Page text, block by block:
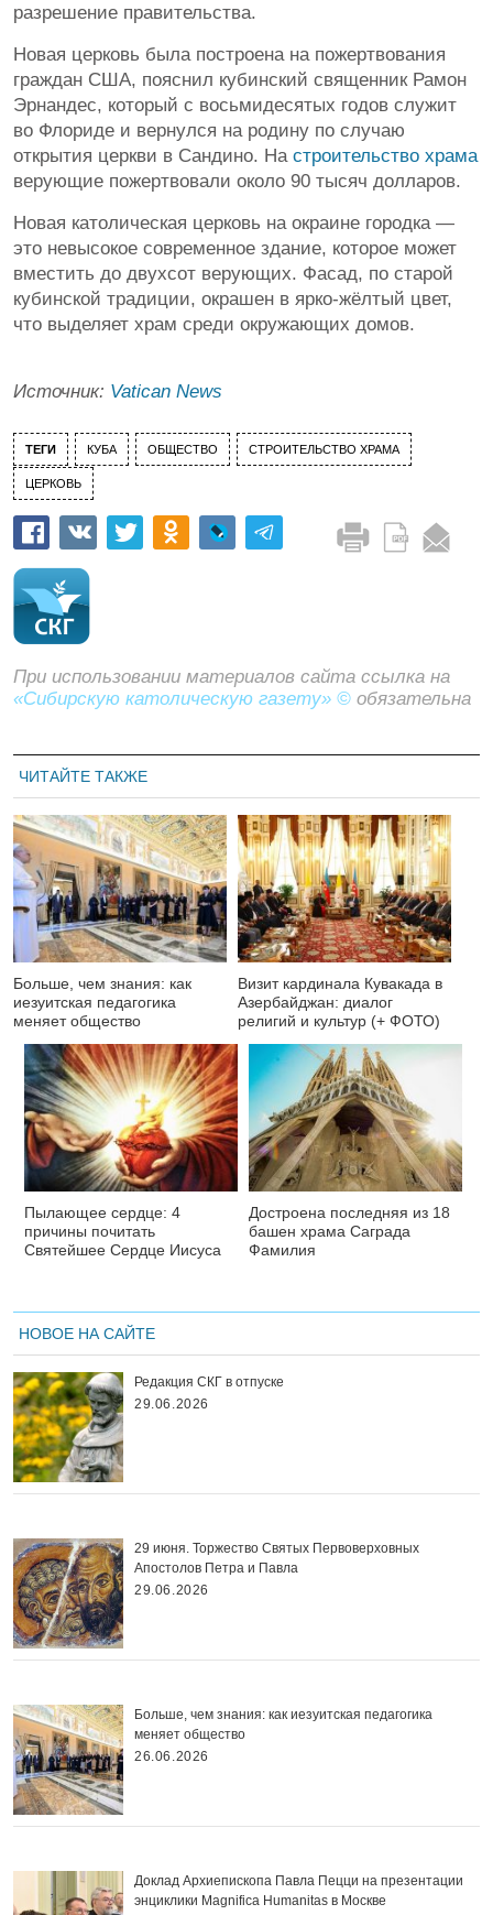
разрешение правительства.
Новая церковь была построена на пожертвования
граждан США, пояснил кубинский священник Рамон
Эрнандес, который с восьмидесятых годов служит
во Флориде и вернулся на родину по случаю
открытия церкви в Сандино. На строительство храма
верующие пожертвовали около 90 тысяч долларов.
Новая католическая церковь на окраине городка —
это невысокое современное здание, которое может
вместить до двухсот верующих. Фасад, по старой
кубинской традиции, окрашен в ярко-жёлтый цвет,
что выделяет храм среди окружающих домов.
Источник: Vatican News
ТЕГИ КУБА ОБЩЕСТВО СТРОИТЕЛЬСТВО ХРАМА
ЦЕРКОВЬ
При использовании материалов сайта ссылка на
«Сибирскую католическую газету» © обязательна
ЧИТАЙТЕ ТАКЖЕ
Больше, чем знания: как
иезуитская педагогика
меняет общество
Визит кардинала Кувакада в
Азербайджан: диалог
религий и культур (+ ФОТО)
Пылающее сердце: 4
причины почитать
Святейшее Сердце Иисуса
Достроена последняя из 18
башен храма Саграда
Фамилия
НОВОЕ НА САЙТЕ
Редакция СКГ в отпуске
29.06.2026
29 июня. Торжество Святых Первоверховных
Апостолов Петра и Павла
29.06.2026
Больше, чем знания: как иезуитская педагогика
меняет общество
26.06.2026
Доклад Архиепископа Павла Пецци на презентации
энциклики Magnifica Нumanitas в Москве